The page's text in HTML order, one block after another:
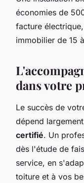
économies de
facture
immobilier de 15
dans votre
Le succès de
dépend
certifié. Un
dès l'étude de
service, en
toiture et à vos